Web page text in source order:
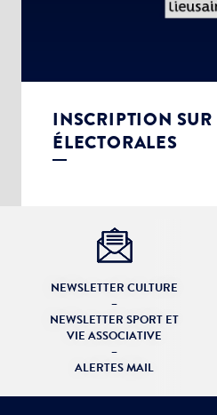
INSCRIPTION SUR
ÉLECTORALES
NEWSLETTER CULTURE
–
NEWSLETTER SPORT ET
VIE ASSOCIATIVE
–
ALERTES MAIL